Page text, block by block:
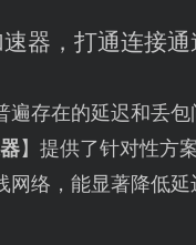
器，打通连接通
遍存在的延迟和丢包
】提供了针对性方
网络，能显著降低延